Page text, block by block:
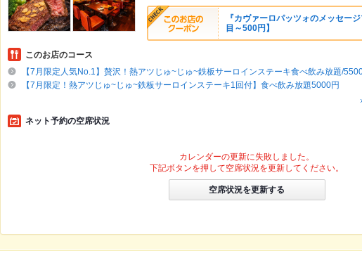
『カヴァーロパッツォのメッセー
目～500円】
このお店のコース
【7月限定人気No.1】贅沢！熱アツじゅ~じゅ~鉄板サーロインステーキ食べ飲み放題/
【7月限定！熱アツじゅ~じゅ~鉄板サーロインステーキ1回付】食べ飲み放題5000円
ネット予約の空席状況
カレンダーの更新に失敗しました。
下記ボタンを押して空席状況を更新してください。
空席状況を更新する